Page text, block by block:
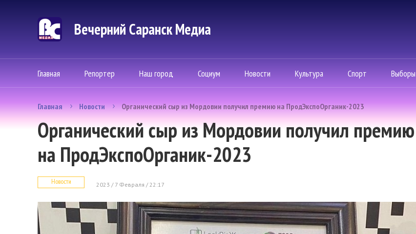
Вечерний Саранск Mедиа
Главная Репортер Наш город Социум Новости Культура Спорт Выборы
Главная Новости Органический сыр из Мордовии получил премию на ПродЭкспоОрганик-2023
Органический сыр из Мордовии получил премию
на ПродЭкспоОрганик-2023
Новости 2023 / 7 Февраля / 22:17